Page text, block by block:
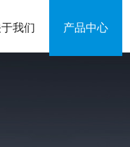
我们 产品中心